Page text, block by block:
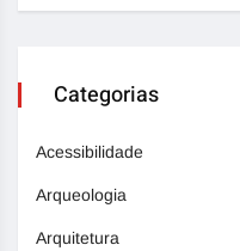
Categorias
Acessibilidade
Arqueologia
Arquitetura